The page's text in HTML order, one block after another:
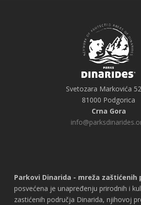
Svetozara Markovića
81000 Podgorica
Crna Gora
Parkovi Dinarida - mreža zaštićenih
posvećena je unapređenju prirodnih i
zastićenih područja Dinarida, njihovoj